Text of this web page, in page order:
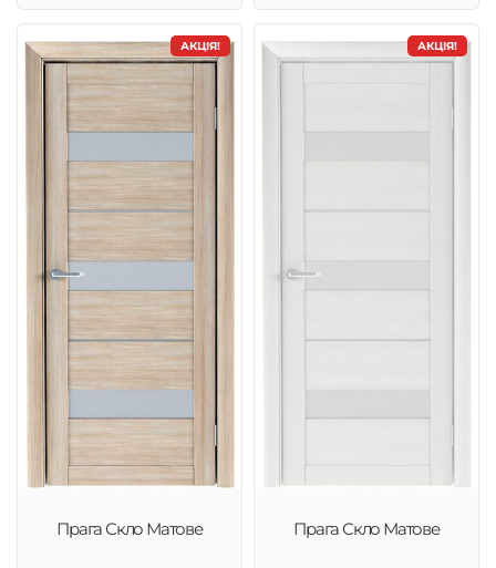
АКЦІЯ!
Прага Скло Матове
АКЦІЯ!
Прага Скло Матове